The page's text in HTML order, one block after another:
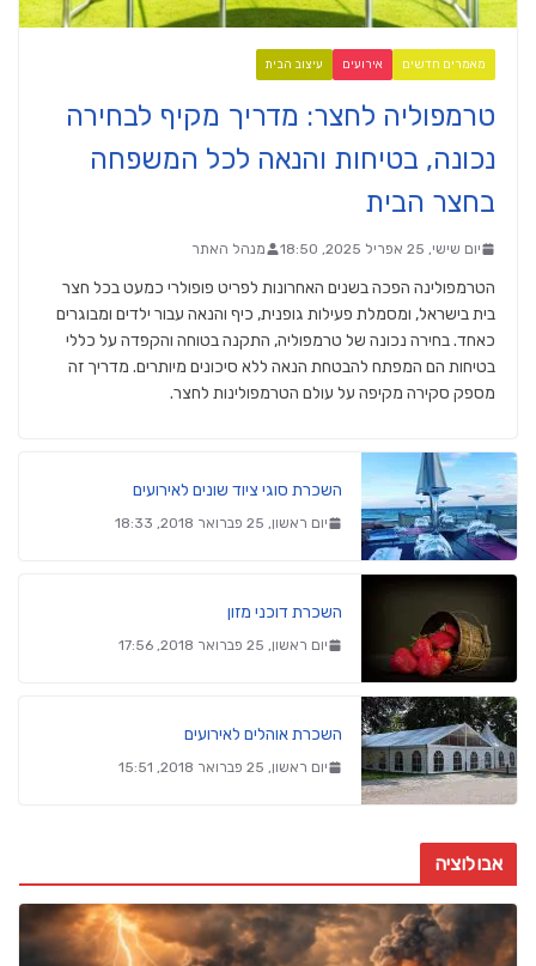
מאמרים חדשים אירועים עיצוב הבית
טרמפוליה לחצר: מדריך מקיף לבחירה
נכונה, בטיחות והנאה לכל המשפחה
בחצר הבית
יום שישי, 25 אפריל 2025, 18:50 מנהל האתר
הטרמפולינה הפכה בשנים האחרונות לפריט פופולרי כמעט בכל חצר
בית בישראל, ומסמלת פעילות גופנית, כיף והנאה עבור ילדים ומבוגרים
כאחד. בחירה נכונה של טרמפוליה, התקנה בטוחה והקפדה על כללי
בטיחות הם המפתח להבטחת הנאה ללא סיכונים מיותרים. מדריך זה
מספק סקירה מקיפה על עולם הטרמפולינות לחצר.
השכרת סוגי ציוד שונים לאירועים
יום ראשון, 25 פברואר 2018, 18:33
השכרת דוכני מזון
יום ראשון, 25 פברואר 2018, 17:56
השכרת אוהלים לאירועים
יום ראשון, 25 פברואר 2018, 15:51
אבולוציה